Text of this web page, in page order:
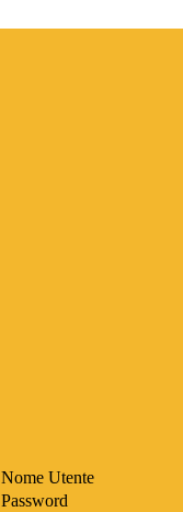
Nome Utente
Password